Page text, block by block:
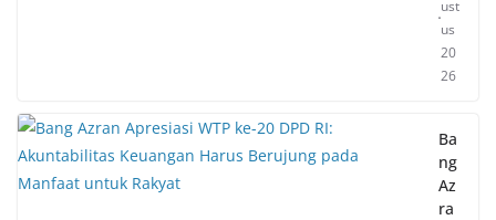
ust
us
20
26
Ba
ng
Az
ra